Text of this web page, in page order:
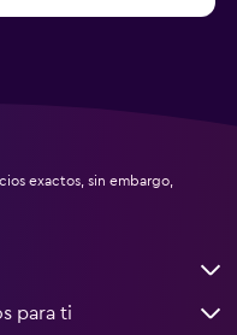
exactos, sin embargo,
para ti